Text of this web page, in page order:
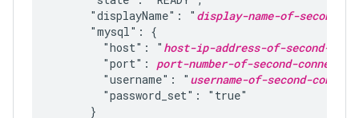
      "displayName": "
display-name-of-second-
      "mysql": {
        "host": "
host-ip-address-of-second-
        "port":
port-number-of-second-
        "username": "
username-of-second-
        "password_set": "true"
      }